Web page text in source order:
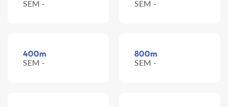
SEM - SEM -
400m
SEM -
800m
SEM -